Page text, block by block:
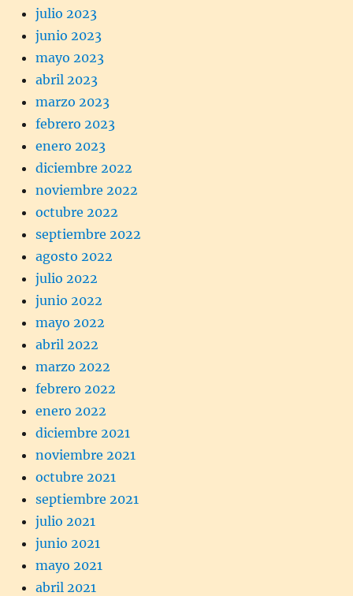
julio 2023
junio 2023
mayo 2023
abril 2023
marzo 2023
febrero 2023
enero 2023
diciembre 2022
noviembre 2022
octubre 2022
septiembre 2022
agosto 2022
julio 2022
junio 2022
mayo 2022
abril 2022
marzo 2022
febrero 2022
enero 2022
diciembre 2021
noviembre 2021
octubre 2021
septiembre 2021
julio 2021
junio 2021
mayo 2021
abril 2021